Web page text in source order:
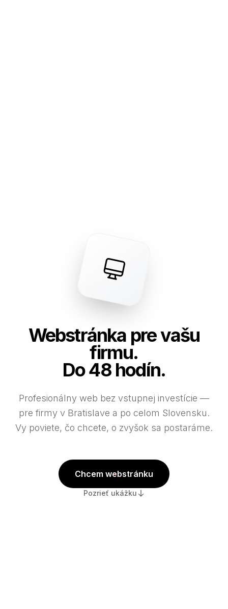
Webstránka pre vašu
firmu.
Do 48 hodín.
Profesionálny web bez vstupnej investície —
pre firmy v Bratislave a po celom Slovensku.
Vy poviete, čo chcete, o zvyšok sa postaráme.
Chcem webstránku
Pozrieť ukážku